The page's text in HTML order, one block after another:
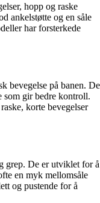
hopp og raske
ankelstøtte og en såle
har forsterkede
bevegelse på banen. De
som gir bedre kontroll.
korte bevegelser
grep. De er utviklet for å
en myk mellomsåle
og pustende for å